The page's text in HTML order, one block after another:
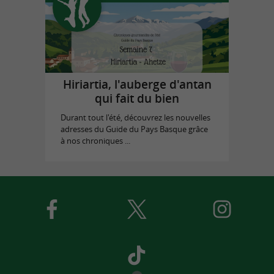
Hiriartia, l'auberge d'antan
qui fait du bien
Durant tout l'été, découvrez les nouvelles
adresses du Guide du Pays Basque grâce
à nos chroniques ...